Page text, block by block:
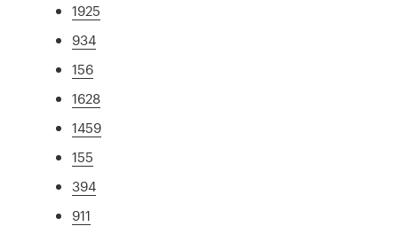
1925
934
156
1628
1459
155
394
911